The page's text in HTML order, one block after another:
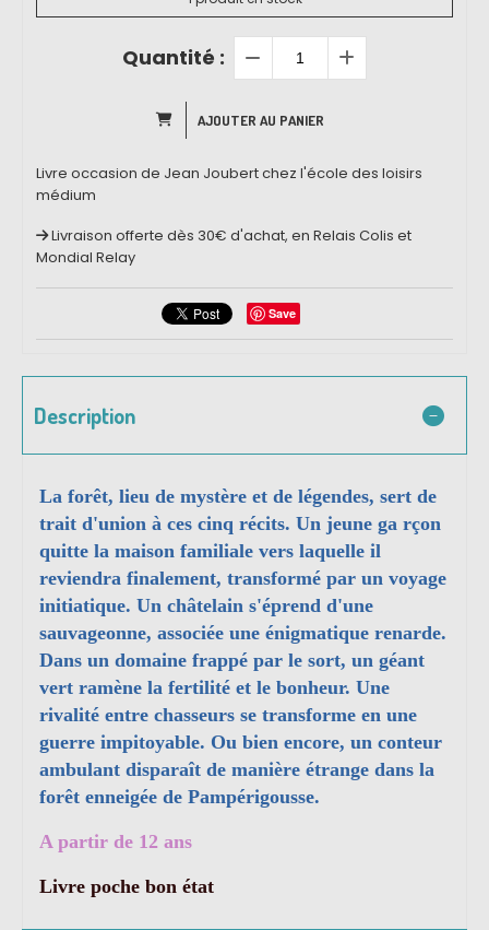
Quantité :
AJOUTER AU PANIER
Livre occasion de Jean Joubert chez l'école des loisirs
médium
Livraison offerte dès 30€ d'achat, en Relais Colis et
Mondial Relay
Save
Description
La forêt, lieu de mystère et de légendes, sert de
trait d'union à ces cinq récits. Un jeune ga rçon
quitte la maison familiale vers laquelle il
reviendra finalement, transformé par un voyage
initiatique. Un châtelain s'éprend d'une
sauvageonne, associée une énigmatique renarde.
Dans un domaine frappé par le sort, un géant
vert ramène la fertilité et le bonheur. Une
rivalité entre chasseurs se transforme en une
guerre impitoyable. Ou bien encore, un conteur
ambulant disparaît de manière étrange dans la
forêt enneigée de Pampérigousse.
A partir de 12 ans
Livre poche bon état